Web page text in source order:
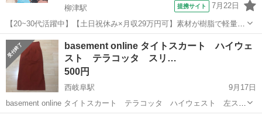
柳津駅
提携サイト 7月22日
【20~30代活躍中】【土日祝休み×月収29万円可】素材が樹脂で軽量♪
機械オペレーターや検査など！未経験歓迎♪《JAGQ1C》 詳細情報 ＼
大手メーカー向け自動車部品（バンパー）の製造のお仕事／ 素材が樹
脂なので、実は軽量...
岐阜 岐阜市
basement online タイトスカート ハイウェ
スト テラコッタ スリ…
500円
西岐阜駅
9月17日
basement online タイトスカート テラコッタ ハイウェスト 左スリ
ット サイズS〜M